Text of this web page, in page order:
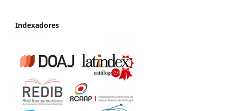
Indexadores